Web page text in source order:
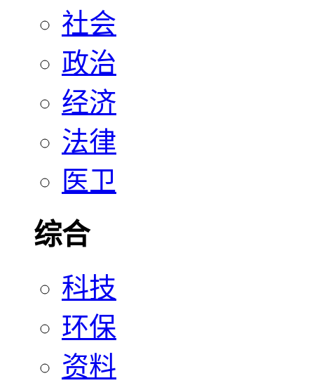
社会
政治
经济
法律
医卫
综合
科技
环保
资料